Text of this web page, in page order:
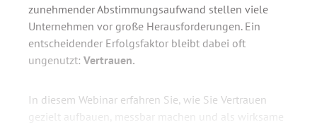
zunehmender Abstimmungsaufwand stellen viele
Unternehmen vor große Herausforderungen. Ein
entscheidender Erfolgsfaktor bleibt dabei oft
ungenutzt: Vertrauen.
In diesem Webinar erfahren Sie, wie Sie Vertrauen
gezielt aufbauen, messbar machen und als wirksame